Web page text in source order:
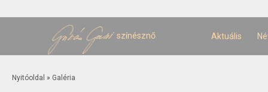
színésznő Aktuális
Jelenlegi hely
Nyitóoldal » Galéria